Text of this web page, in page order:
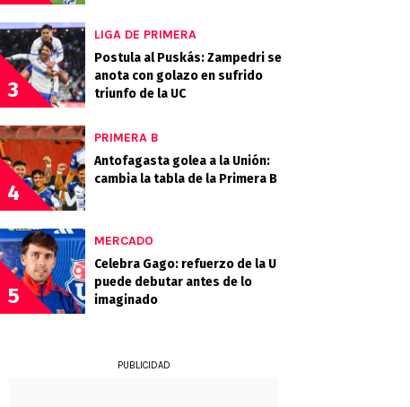
3
LIGA DE PRIMERA
Postula al Puskás: Zampedri se
anota con golazo en sufrido
triunfo de la UC
4
PRIMERA B
Antofagasta golea a la Unión:
cambia la tabla de la Primera B
5
MERCADO
Celebra Gago: refuerzo de la U
puede debutar antes de lo
imaginado
PUBLICIDAD